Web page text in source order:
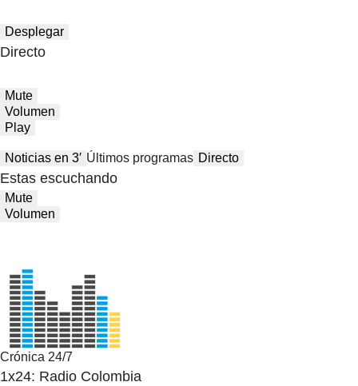
Desplegar
Directo
Mute
Volumen
Play
Noticias en 3′ Últimos programas Directo
Estas escuchando
Mute
Volumen
Crónica 24/7
1x24: Radio Colombia